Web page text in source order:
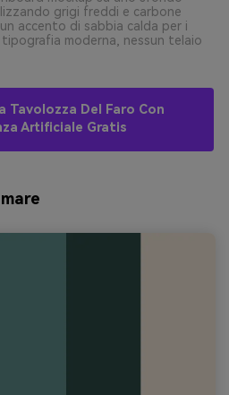
grigi freddi e carbone
accento di sabbia calda per i
moderna, nessun telaio
Tavolozza Del Faro Con
Artificiale Gratis